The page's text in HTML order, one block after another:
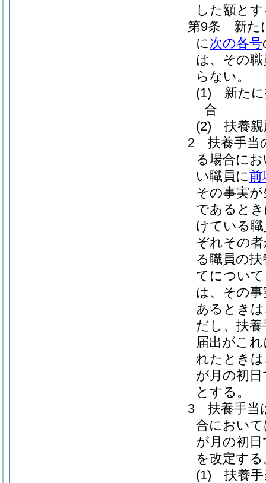
した額と
第9条
新た
に次の各号
は、その
らない。
(1)
新た
合
(2)
扶養
2
扶養手当
る場合に
い職員に前
その事実
であると
けている
ぞれその
る職員の
てについ
は、その
あるとき
だし、扶
届出がこ
れたとき
が月の初
とする。
3
扶養手当
合におい
が月の初
を改定する
(1)
扶養